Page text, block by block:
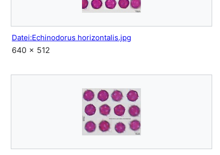
Datei:Echinodorus horizontalis.jpg
640 × 512